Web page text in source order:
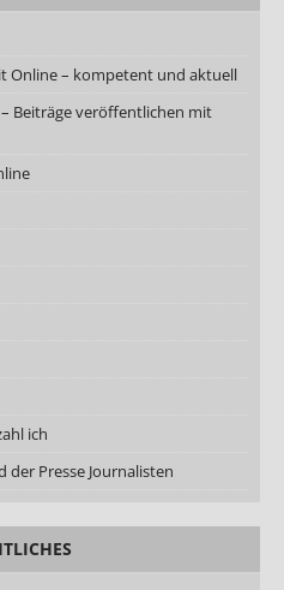
Online – kompetent und aktuell
Beiträge veröffentlichen mit
ich
der Presse Journalisten